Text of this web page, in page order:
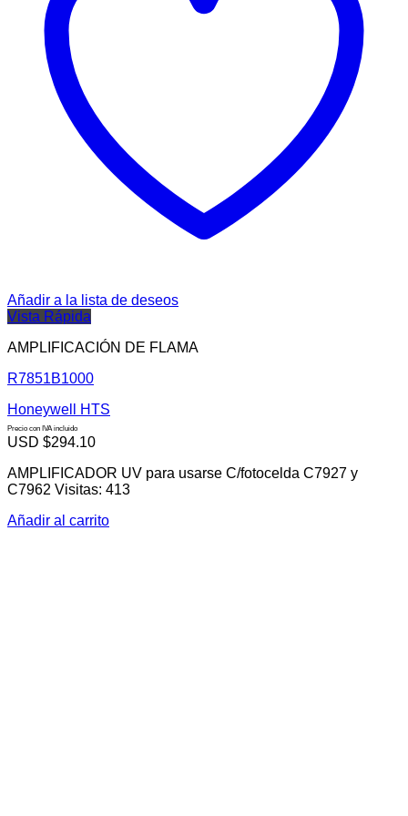
Añadir a la lista de deseos
Vista Rápida
AMPLIFICACIÓN DE FLAMA
R7851B1000
Honeywell HTS
Precio con IVA incluido
USD $294.10
AMPLIFICADOR UV para usarse C/fotocelda C7927 y
C7962 Visitas: 413
Añadir al carrito